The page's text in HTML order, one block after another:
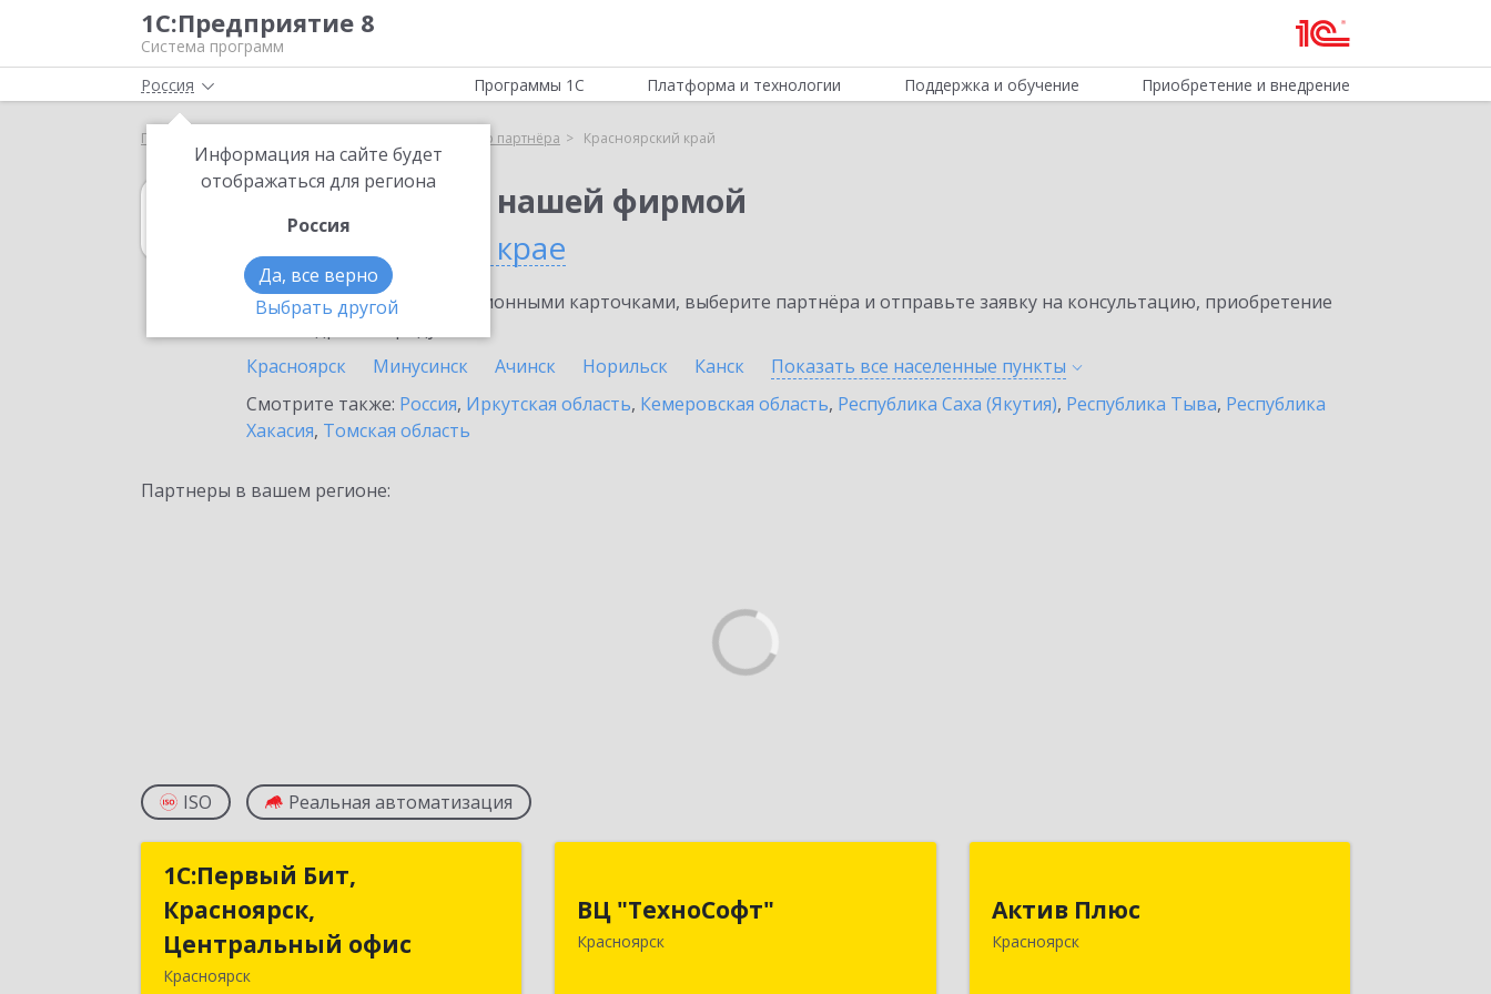
1С:Предприятие 8
Система программ
Россия
Информация на сайте будет
отображаться для региона
Россия
Да, все верно
Выбрать другой
Программы 1С Платформа и технологии Поддержка и обучение Приобретение и внедрение
Главная Выбор партнёра Красноярский край
1С:Управление нашей фирмой
в Красноярском крае
Ознакомьтесь с информационными карточками, выберите партнёра и отправьте заявку на консультацию, приобретение
Красноярск
Минусинск Ачинск Норильск Канск Показать все населенные пункты
Смотрите также: Россия, Иркутская область, Кемеровская область, Республика Саха (Якутия), Республика Тыва, Республика
Хакасия, Томская область
Партнеры в вашем регионе:
ISO Реальная автоматизация
1С:Первый Бит,
Красноярск,
Центральный офис
Красноярск
1С:Первый Бит,
Центральный офис
ВЦ "ТехноСофт"
Красноярск
660118, Красноярский край,
Красноярск г, Авиаторов ул, дом № 54
Актив Плюс
Красноярск
Красноярск г, Обороны ул, дом № 3,